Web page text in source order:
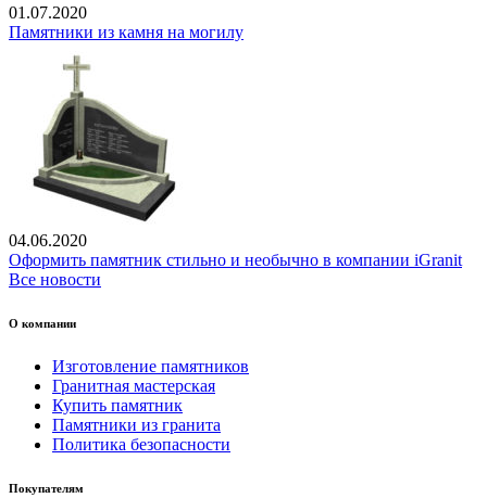
01.07.2020
Памятники из камня на могилу
04.06.2020
Оформить памятник стильно и необычно в компании iGranit
Все новости
О компании
Изготовление памятников
Гранитная мастерская
Купить памятник
Памятники из гранита
Политика безопасности
Покупателям